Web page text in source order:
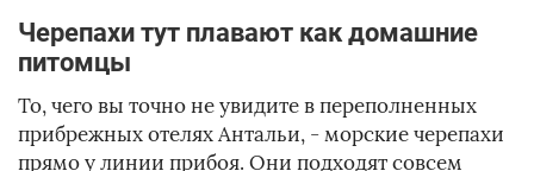
Черепахи тут плавают как домашние
питомцы
То, чего вы точно не увидите в переполненных
прибрежных отелях Антальи, - морские черепахи
прямо у линии прибоя. Они подходят совсем